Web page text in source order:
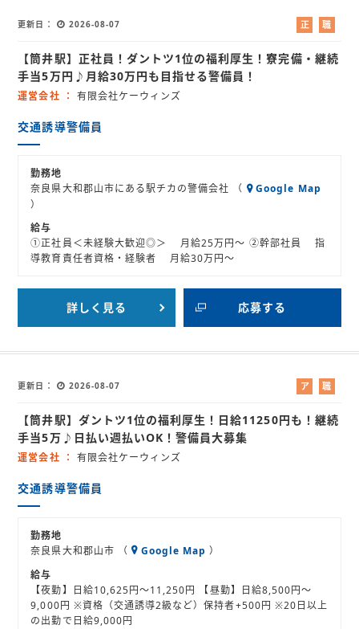
更新日 2026-08-07
正
員
職
紹
【筒井駅】正社員！ダントツ1位の福利厚生！寮完備・継続
手当5万円♪月給30万円も目指せる警備員！
運営会社 有限会社ケーウィンズ
交通誘導警備員
勤務地
奈良県大和郡山市にある駅チカの警備会社 （
Google Map
）
給与
①正社員＜未経験大歓迎◎＞ 月給25万円～ ②幹部社員 指
導教育責任者資格・経験者 月給30万円～
詳しく見る 応募する
更新日 2026-08-07
ア
バ
職
紹
【筒井駅】ダントツ1位の福利厚生！日給11250円も！継続
手当5万♪日払い週払いOK！警備員大募集
運営会社 有限会社ケーウィンズ
交通誘導警備員
勤務地
奈良県大和郡山市 （
Google Map ）
給与
【夜勤】日給10,625円～11,250円 【昼勤】日給8,500円～
9,000円 ※資格（交通誘導2級など）保持者+500円 ※20日以上
の出勤で日給9,000円